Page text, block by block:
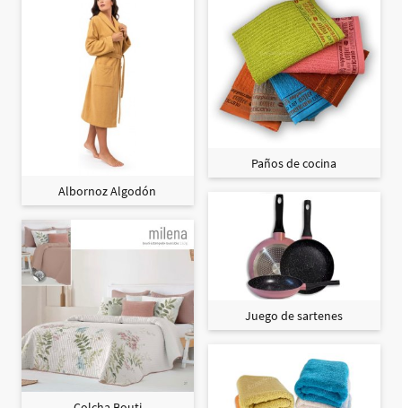
Albornoz Algodón
Paños de cocina
Juego de sartenes